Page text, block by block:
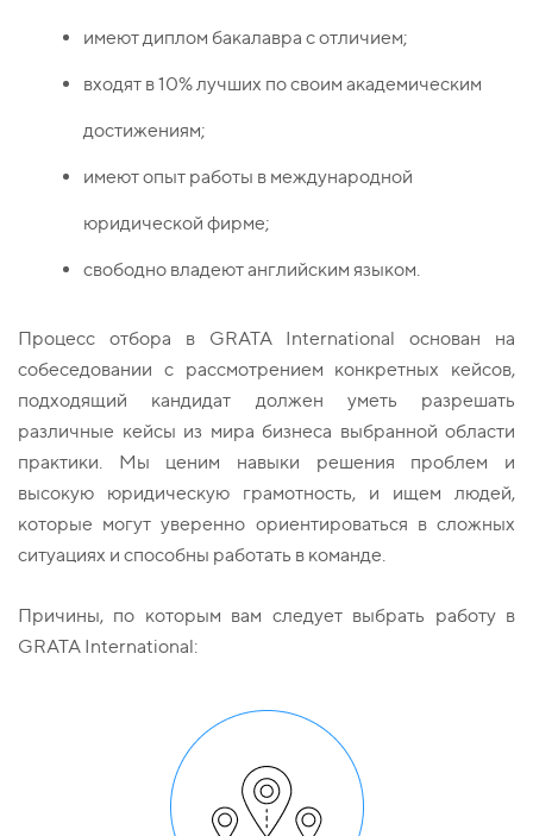
имеют диплом бакалавра с отличием;
входят в 10% лучших по своим академическим
достижениям;
имеют опыт работы в международной
юридической фирме;
свободно владеют английским языком.
Процесс отбора в GRATA International основан на
собеседовании с рассмотрением конкретных кейсов,
подходящий кандидат должен уметь разрешать
различные кейсы из мира бизнеса выбранной области
практики. Мы ценим навыки решения проблем и
высокую юридическую грамотность, и ищем людей,
которые могут уверенно ориентироваться в сложных
ситуациях и способны работать в команде.
Причины, по которым вам следует выбрать работу в
GRATA International: